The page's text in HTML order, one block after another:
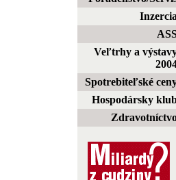
Inzercia
Veľtrhy a
Spotrebiteľské
Hospodársky